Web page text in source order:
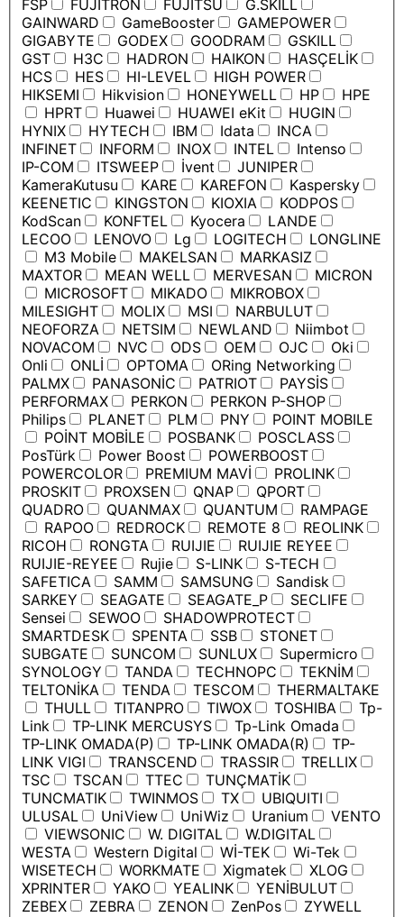
FSP
FUJITRON FUJITSU
G.SKILL
GAINWARD
GameBooster
GAMEPOWER
GIGABYTE
GODEX GOODRAM
GSKILL
GST
H3C HADRON HAIKON
HASÇELİK
HCS
HES HI-LEVEL
HIGH POWER
HIKSEMI
Hikvision HONEYWELL HP
HPE
HPRT
Huawei HUAWEI eKit
HUGIN
HYNIX
HYTECH IBM Idata
INCA
INFINET
INFORM INOX INTEL
Intenso
IP-COM
ITSWEEP İvent
JUNIPER
KameraKutusu
KARE KAREFON
Kaspersky
KEENETIC
KINGSTON KIOXIA
KODPOS
KodScan
KONFTEL Kyocera
LANDE
LECOO
LENOVO Lg LOGITECH
LONGLINE
M3 Mobile
MAKELSAN
MARKASIZ
MAXTOR
MEAN WELL MERVESAN
MICRON
MICROSOFT
MIKADO
MIKROBOX
MILESIGHT
MOLIX MSI
NARBULUT
NEOFORZA
NETSIM NEWLAND
Niimbot
NOVACOM
NVC ODS OEM OJC
Oki
Onli
ONLİ OPTOMA
ORing Networking
PALMX
PANASONİC PATRIOT
PAYSİS
PERFORMAX
PERKON
PERKON P-SHOP
Philips
PLANET PLM PNY
POINT MOBILE
POİNT MOBİLE
POSBANK
POSCLASS
PosTürk
Power Boost
POWERBOOST
POWERCOLOR
PREMIUM MAVİ
PROLINK
PROSKIT
PROXSEN QNAP
QPORT
QUADRO
QUANMAX QUANTUM
RAMPAGE
RAPOO
REDROCK REMOTE 8
REOLINK
RICOH
RONGTA RUIJIE
RUIJIE REYEE
RUIJIE-REYEE
Rujie S-LINK
S-TECH
SAFETICA
SAMM SAMSUNG
Sandisk
SARKEY
SEAGATE SEAGATE_P
SECLIFE
Sensei
SEWOO
SHADOWPROTECT
SMARTDESK
SPENTA SSB
STONET
SUBGATE
SUNCOM SUNLUX
Supermicro
SYNOLOGY
TANDA TECHNOPC
TEKNİM
TELTONİKA
TENDA TESCOM
THERMALTAKE
THULL
TITANPRO TIWOX TOSHIBA
Tp-
Link
TP-LINK MERCUSYS
Tp-Link Omada
TP-LINK OMADA(P)
TP-LINK OMADA(R)
TP-
LINK VIGI
TRANSCEND TRASSIR
TRELLIX
TSC
TSCAN TTEC
TUNÇMATİK
TUNCMATIK
TWINMOS TX
UBIQUITI
ULUSAL
UniView UniWiz Uranium
VENTO
VIEWSONIC
W. DIGITAL
W.DIGITAL
WESTA
Western Digital Wİ-TEK
Wi-Tek
WISETECH
WORKMATE Xigmatek
XLOG
XPRINTER
YAKO YEALINK
YENİBULUT
ZEBEX
ZEBRA ZENON ZenPos ZYWELL